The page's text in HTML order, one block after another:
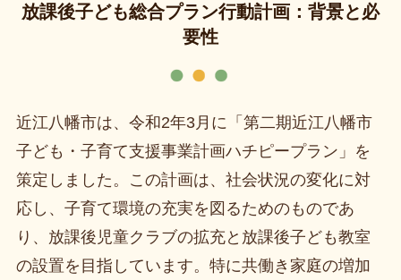
放課後子ども総合プラン行動計画：背景と必
要性
近江八幡市は、令和2年3月に「第二期近江八幡市
子ども・子育て支援事業計画ハチピープラン」を
策定しました。この計画は、社会状況の変化に対
応し、子育て環境の充実を図るためのものであ
り、放課後児童クラブの拡充と放課後子ども教室
の設置を目指しています。特に共働き家庭の増加